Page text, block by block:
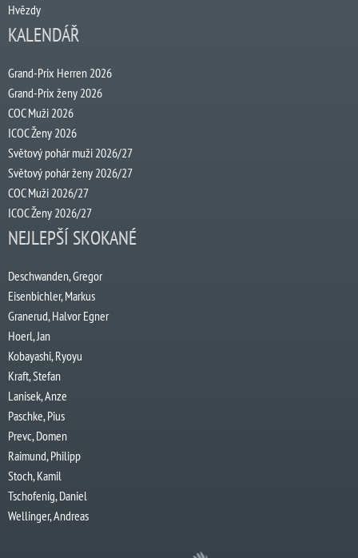
Hvězdy
KALENDÁŘ
Grand-Prix Herren 2026
Grand-Prix ženy 2026
COC Muži 2026
ICOC Ženy 2026
Světový pohár muži 2026/27
Světový pohár ženy 2026/27
COC Muži 2026/27
ICOC Ženy 2026/27
NEJLEPŠÍ SKOKANÉ
Deschwanden, Gregor
Eisenbichler, Markus
Granerud, Halvor Egner
Hoerl, Jan
Kobayashi, Ryoyu
Kraft, Stefan
Lanisek, Anze
Paschke, Pius
Prevc, Domen
Raimund, Philipp
Stoch, Kamil
Tschofenig, Daniel
Wellinger, Andreas